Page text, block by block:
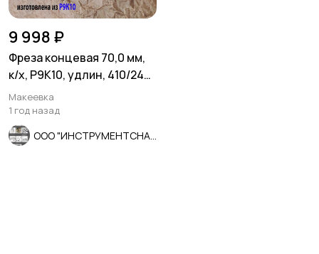
9 998 ₽
Фреза концевая 70,0 мм,
к/х, Р9К10, удлин, 410/240
мм, Z6, КМ5, СССР.
Макеевка
1 год назад